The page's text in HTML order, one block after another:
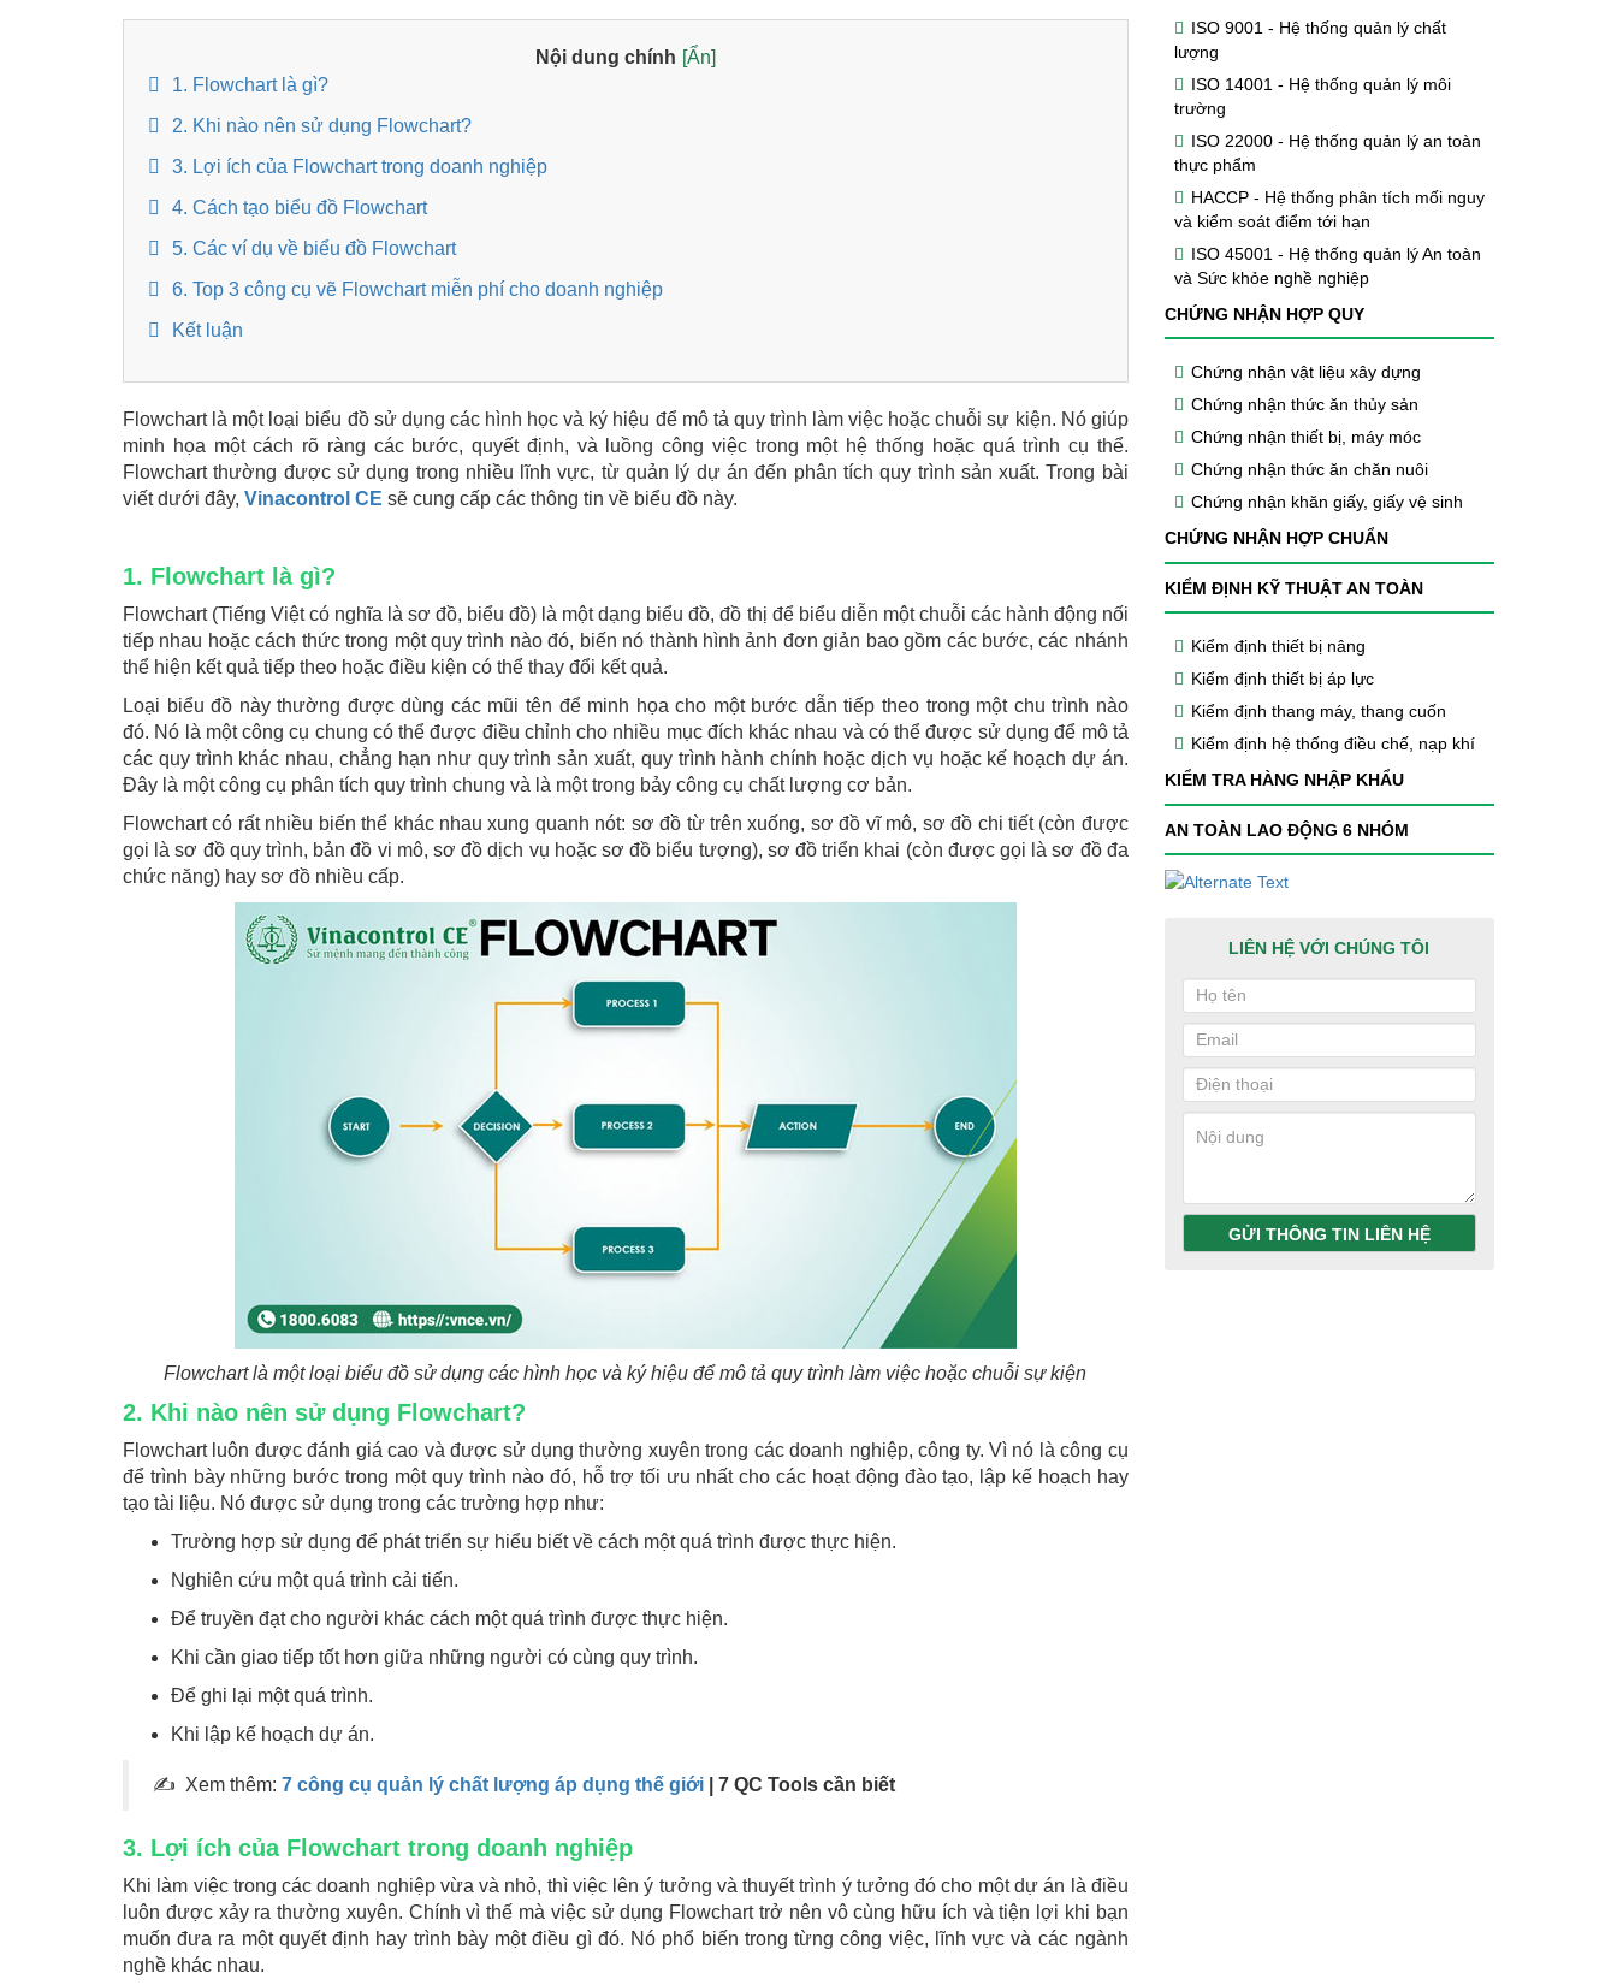
Nội dung chính [Ẩn]
1. Flowchart là gì?
2. Khi nào nên sử dụng Flowchart?
3. Lợi ích của Flowchart trong doanh nghiệp
4. Cách tạo biểu đồ Flowchart
5. Các ví dụ về biểu đồ Flowchart
6. Top 3 công cụ vẽ Flowchart miễn phí cho doanh nghiệp
Kết luận
Flowchart là một loại biểu đồ sử dụng các hình học và ký hiệu để mô tả quy trình làm việc hoặc chuỗi sự kiện. Nó giúp
minh họa một cách rõ ràng các bước, quyết định, và luồng công việc trong một hệ thống hoặc quá trình cụ thể.
Flowchart thường được sử dụng trong nhiều lĩnh vực, từ quản lý dự án đến phân tích quy trình sản xuất. Trong bài
viết dưới đây, Vinacontrol CE sẽ cung cấp các thông tin về biểu đồ này.
1. Flowchart là gì?
Flowchart (Tiếng Việt có nghĩa là sơ đồ, biểu đồ) là một dạng biểu đồ, đồ thị để biểu diễn một chuỗi các hành động nối
tiếp nhau hoặc cách thức trong một quy trình nào đó, biến nó thành hình ảnh đơn giản bao gồm các bước, các nhánh
thể hiện kết quả tiếp theo hoặc điều kiện có thể thay đổi kết quả.
Loại biểu đồ này thường được dùng các mũi tên để minh họa cho một bước dẫn tiếp theo trong một chu trình nào
đó. Nó là một công cụ chung có thể được điều chỉnh cho nhiều mục đích khác nhau và có thể được sử dụng để mô tả
các quy trình khác nhau, chẳng hạn như quy trình sản xuất, quy trình hành chính hoặc dịch vụ hoặc kế hoạch dự án.
Đây là một công cụ phân tích quy trình chung và là một trong bảy công cụ chất lượng cơ bản.
Flowchart có rất nhiều biến thể khác nhau xung quanh nót: sơ đồ từ trên xuống, sơ đồ vĩ mô, sơ đồ chi tiết (còn được
gọi là sơ đồ quy trình, bản đồ vi mô, sơ đồ dịch vụ hoặc sơ đồ biểu tượng), sơ đồ triển khai (còn được gọi là sơ đồ đa
chức năng) hay sơ đồ nhiều cấp.
Flowchart là một loại biểu đồ sử dụng các hình học và ký hiệu để mô tả quy trình làm việc hoặc chuỗi sự kiện
2. Khi nào nên sử dụng Flowchart?
Flowchart luôn được đánh giá cao và được sử dụng thường xuyên trong các doanh nghiệp, công ty. Vì nó là công cụ
để trình bày những bước trong một quy trình nào đó, hỗ trợ tối ưu nhất cho các hoạt động đào tạo, lập kế hoạch hay
tạo tài liệu. Nó được sử dụng trong các trường hợp như:
Trường hợp sử dụng để phát triển sự hiểu biết về cách một quá trình được thực hiện.
Nghiên cứu một quá trình cải tiến.
Để truyền đạt cho người khác cách một quá trình được thực hiện.
Khi cần giao tiếp tốt hơn giữa những người có cùng quy trình.
Để ghi lại một quá trình.
Khi lập kế hoạch dự án.
✍ Xem thêm: 7 công cụ quản lý chất lượng áp dụng thế giới | 7 QC Tools cần biết
3. Lợi ích của Flowchart trong doanh nghiệp
Khi làm việc trong các doanh nghiệp vừa và nhỏ, thì việc lên ý tưởng và thuyết trình ý tưởng đó cho một dự án là điều
luôn được xảy ra thường xuyên. Chính vì thế mà việc sử dụng Flowchart trở nên vô cùng hữu ích và tiện lợi khi bạn
muốn đưa ra một quyết định hay trình bày một điều gì đó. Nó phổ biến trong từng công việc, lĩnh vực và các ngành
nghề khác nhau.
ISO 9001 - Hệ thống quản lý chất
lượng
ISO 14001 - Hệ thống quản lý môi
trường
ISO 22000 - Hệ thống quản lý an toàn
thực phẩm
HACCP - Hệ thống phân tích mối nguy
và kiểm soát điểm tới hạn
ISO 45001 - Hệ thống quản lý An toàn
và Sức khỏe nghề nghiệp
CHỨNG NHẬN HỢP QUY
Chứng nhận vật liệu xây dựng
Chứng nhận thức ăn thủy sản
Chứng nhận thiết bị, máy móc
Chứng nhận thức ăn chăn nuôi
Chứng nhận khăn giấy, giấy vệ sinh
CHỨNG NHẬN HỢP CHUẨN
KIỂM ĐỊNH KỸ THUẬT AN TOÀN
Kiểm định thiết bị nâng
Kiểm định thiết bị áp lực
Kiểm định thang máy, thang cuốn
Kiểm định hệ thống điều chế, nạp khí
KIỂM TRA HÀNG NHẬP KHẨU
AN TOÀN LAO ĐỘNG 6 NHÓM
LIÊN HỆ VỚI CHÚNG TÔI
GỬI THÔNG TIN LIÊN HỆ